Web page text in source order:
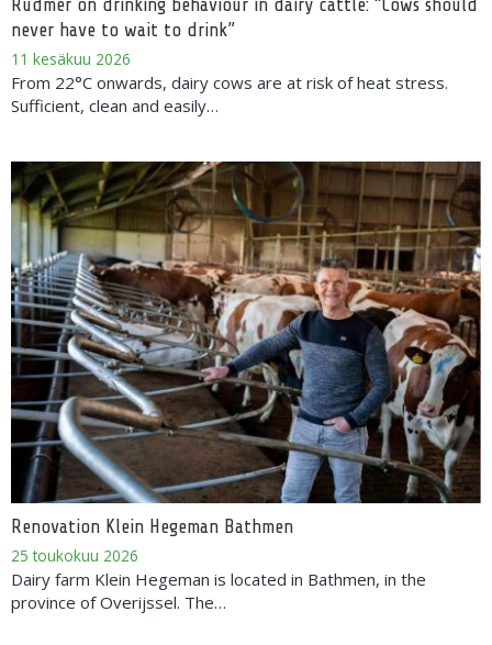
Rudmer on drinking behaviour in dairy cattle: “Cows should
never have to wait to drink”
11 kesäkuu 2026
From 22°C onwards, dairy cows are at risk of heat stress.
Sufficient, clean and easily…
Renovation Klein Hegeman Bathmen
25 toukokuu 2026
Dairy farm Klein Hegeman is located in Bathmen, in the
province of Overijssel. The…